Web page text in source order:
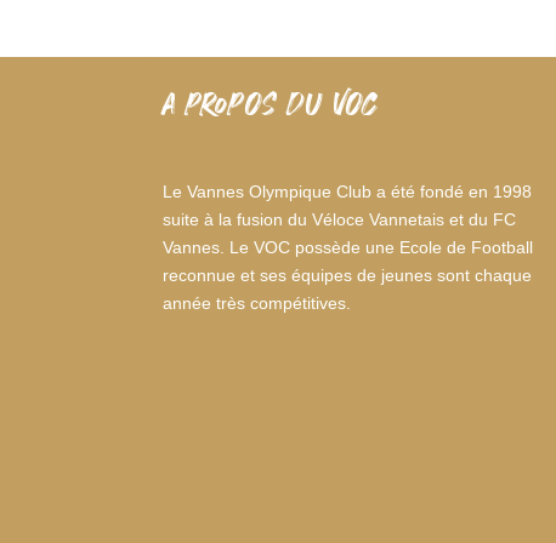
A PROPOS DU VOC
Le Vannes Olympique Club a été fondé en 1998
suite à la fusion du Véloce Vannetais et du FC
Vannes. Le VOC possède une Ecole de Football
reconnue et ses équipes de jeunes sont chaque
année très compétitives.